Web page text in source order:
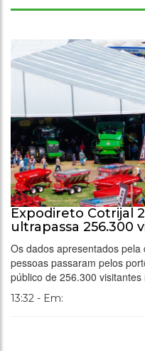
Expodireto Cotrijal
ultrapassa 256.300
Os dados apresentados
pessoas passaram pelos
público de 256.300
13:32 - Em: